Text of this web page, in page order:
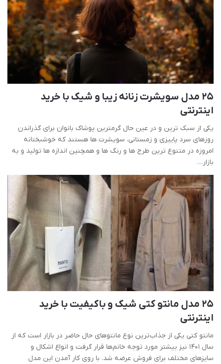
25 مدل سویشرت زنانه زیبا و شیک با خرید
اینترنتی
یکی از سبک ترین و در عین حال گرمترین پوشاک بانوان برای گذراندن
روزهای سرد پاییزی و زمستانی، سویشرت ها هستند که خوشبختانه
امروزه در متنوع ترین طرح ها و رنگ ها و همچنین اندازه ها تولید و به
بازار…
25 مدل مانتو کتی شیک و باکیفیت با خرید
اینترنتی
مانتو کتی یکی از جذاب‌ترین نوع مانتوهای حال حاضر در بازار است که از
سال 1401 نیز بیشتر مورد توجه خانم‌ها قرار گرفت و انواع اشکال و
سایزهای مختلف برای فروش عرضه شد. با روی کار آمدن این مدل